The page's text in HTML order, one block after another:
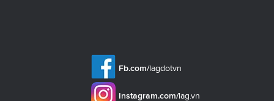
Fb.com/lagdotvn
Instagram.com/lag.vn